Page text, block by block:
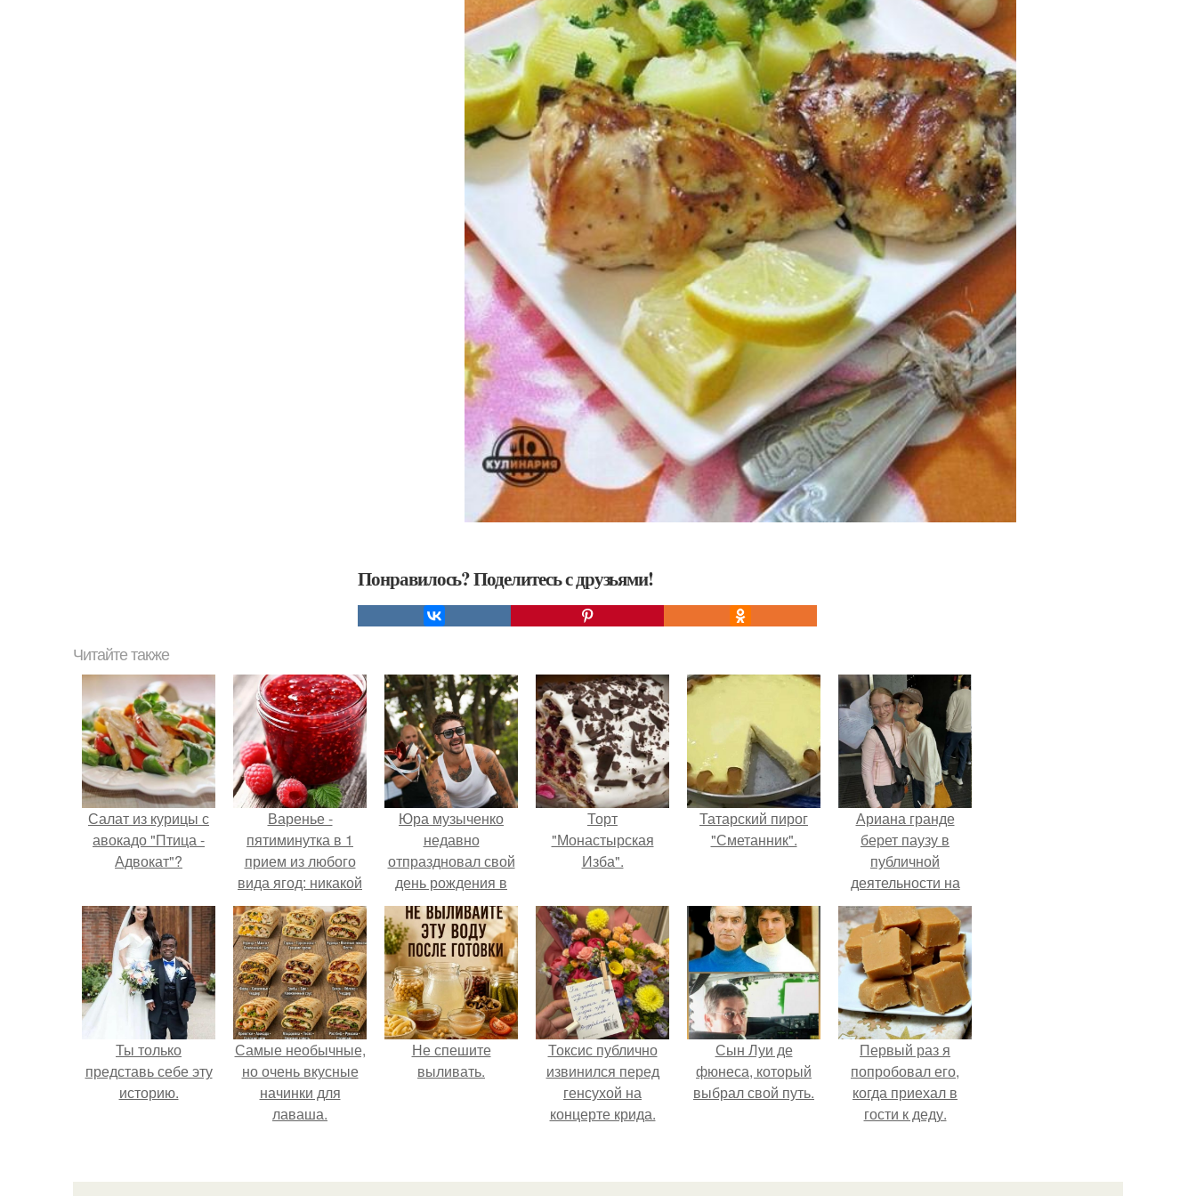
Понравилось? Поделитесь с друзьями!
Читайте также
Салат из курицы с
авокадо "Птица -
Адвокат"?
Варенье -
пятиминутка в 1
прием из любого
вида ягод: никакой
длительной варки,
все витамины на
месте!
Юра музыченко
недавно
отпраздновал свой
день рождения в
кругу самых
близких и родных
людей.
Торт
"Монастырская
Изба".
Татарский пирог
"Сметанник".
Ариана гранде
берет паузу в
публичной
деятельности на
фоне слухов о
своем здоровье.
Ты только
представь себе эту
историю.
Самые необычные,
но очень вкусные
начинки для
лаваша.
Не спешите
выливать.
Токсис публично
извинился перед
генсухой на
концерте крида.
Сын Луи де
фюнеса, который
выбрал свой путь.
Первый раз я
попробовал его,
когда приехал в
гости к деду.